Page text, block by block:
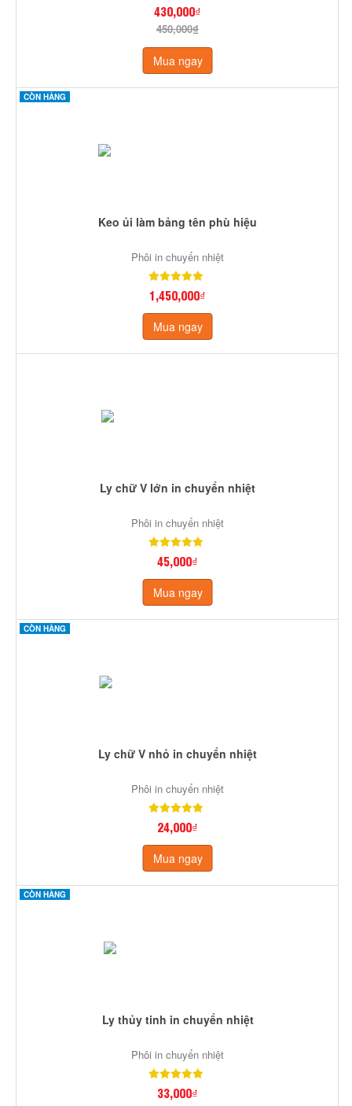
430,000₫
450,000₫
Mua ngay
CÒN HÀNG
Keo ủi làm bảng tên phù hiệu
Phôi in chuyển nhiệt
1,450,000₫
Mua ngay
Ly chữ V lớn in chuyển nhiệt
Phôi in chuyển nhiệt
45,000₫
Mua ngay
CÒN HÀNG
Ly chữ V nhỏ in chuyển nhiệt
Phôi in chuyển nhiệt
24,000₫
Mua ngay
CÒN HÀNG
Ly thủy tinh in chuyển nhiệt
Phôi in chuyển nhiệt
33,000₫